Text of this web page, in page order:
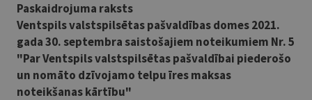
Paskaidrojuma raksts
Ventspils valstspilsētas pašvaldības domes 2021.
gada 30. septembra saistošajiem noteikumiem Nr. 5
"Par Ventspils valstspilsētas pašvaldībai piederošo
un nomāto dzīvojamo telpu īres maksas
noteikšanas kārtību"